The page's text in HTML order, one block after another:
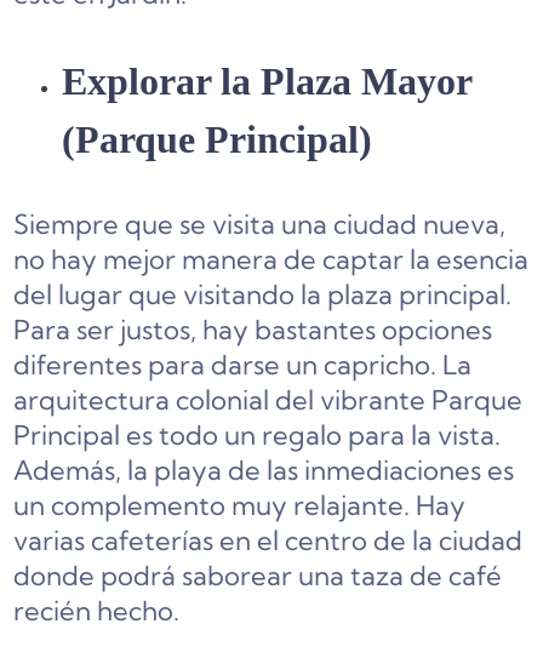
Explorar la Plaza Mayor
(Parque Principal)
Siempre que se visita una ciudad nueva,
no hay mejor manera de captar la esencia
del lugar que visitando la plaza principal.
Para ser justos, hay bastantes opciones
diferentes para darse un capricho. La
arquitectura colonial del vibrante Parque
Principal es todo un regalo para la vista.
Además, la playa de las inmediaciones es
un complemento muy relajante. Hay
varias cafeterías en el centro de la ciudad
donde podrá saborear una taza de café
recién hecho.